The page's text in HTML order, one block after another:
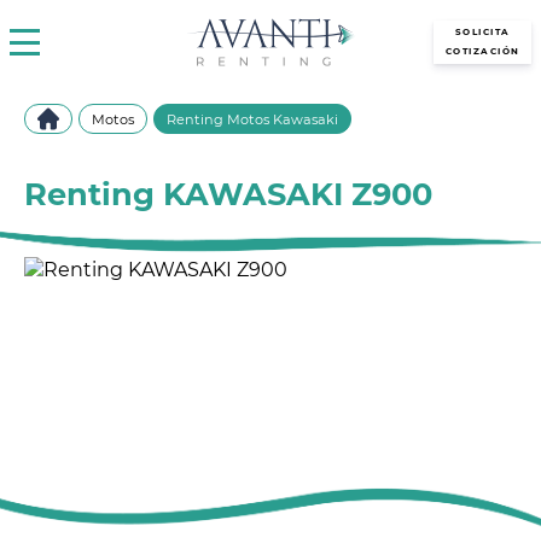
SOLICITA
COTIZACIÓN
Motos Renting Motos Kawasaki
Renting KAWASAKI Z900